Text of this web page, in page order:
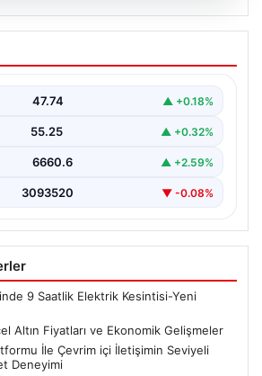
Güncel Altın Fiyatları ve
birlikte ekonomik verilerin de
47.74 ▲ +0.18%
55.25 ▲ +0.32%
6660.6 ▲ +2.59%
3093520 ▼ -0.08%
9 Saatlik Elektrik Kesintisi-Yeni
Altın Fiyatları ve Ekonomik Gelişmeler
İle Çevrim içi İletişimin Seviyeli
Deneyimi